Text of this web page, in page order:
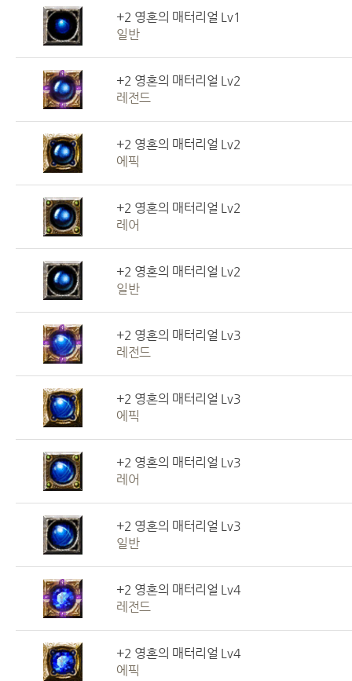
+2 영혼의 매터리얼 Lv1
일반
+2 영혼의 매터리얼 Lv2
레전드
+2 영혼의 매터리얼 Lv2
에픽
+2 영혼의 매터리얼 Lv2
레어
+2 영혼의 매터리얼 Lv2
일반
+2 영혼의 매터리얼 Lv3
레전드
+2 영혼의 매터리얼 Lv3
에픽
+2 영혼의 매터리얼 Lv3
레어
+2 영혼의 매터리얼 Lv3
일반
+2 영혼의 매터리얼 Lv4
레전드
+2 영혼의 매터리얼 Lv4
에픽